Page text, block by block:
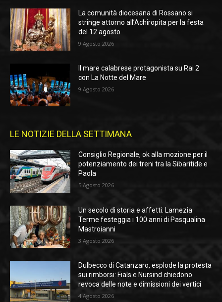
La comunità diocesana di Rossano si
stringe attorno all’Achiropita per la festa
del 12 agosto
9 Agosto 2026
Il mare calabrese protagonista su Rai 2
con La Notte del Mare
9 Agosto 2026
LE NOTIZIE DELLA SETTIMANA
Consiglio Regionale, ok alla mozione per il
potenziamento dei treni tra la Sibaritide e
Paola
5 Agosto 2026
Un secolo di storia e affetti: Lamezia
Terme festeggia i 100 anni di Pasqualina
Mastroianni
3 Agosto 2026
Dulbecco di Catanzaro, esplode la protesta
sui rimborsi: Fials e Nursind chiedono
revoca delle note e dimissioni dei vertici
4 Agosto 2026